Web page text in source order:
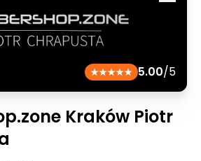
5.00/5
Kraków Piotr